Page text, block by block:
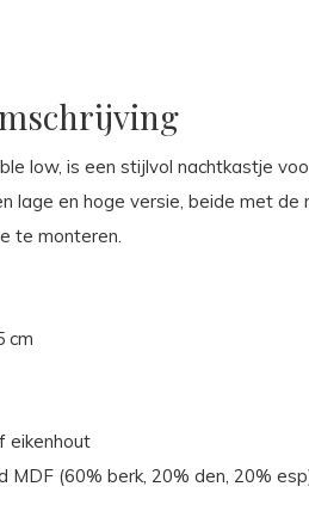
low, is een stijlvol nachtkastje
lage en hoge versie, beide met
te monteren.
cm
eikenhout
MDF (60% berk, 20% den, 20%